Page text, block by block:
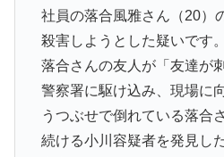
社員の落合風雅さん（20）
殺害しようとした疑いです
落合さんの友人が「友達が
警察署に駆け込み、現場に
うつぶせで倒れている落合
続ける小川容疑者を発見し